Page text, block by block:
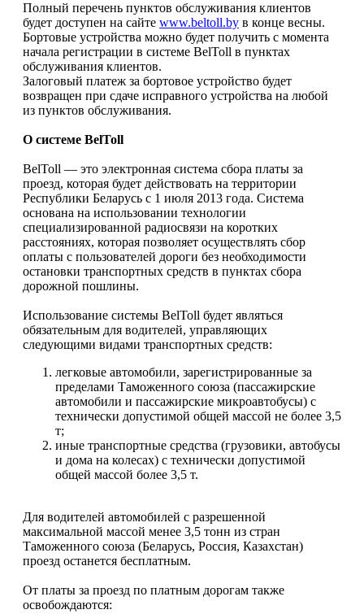
Полный перечень пунктов обслуживания клиентов
будет доступен на сайте www.beltoll.by в конце весны.
Бортовые устройства можно будет получить с момента
начала регистрации в системе BelToll в пунктах
обслуживания клиентов.
Залоговый платеж за бортовое устройство будет
возвращен при сдаче исправного устройства на любой
из пунктов обслуживания.
О системе BelToll
BelToll — это электронная система сбора платы за
проезд, которая будет действовать на территории
Республики Беларусь с 1 июля 2013 года. Система
основана на использовании технологии
специализированной радиосвязи на коротких
расстояниях, которая позволяет осуществлять сбор
оплаты с пользователей дороги без необходимости
остановки транспортных средств в пунктах сбора
дорожной пошлины.
Использование системы BelToll будет являться
обязательным для водителей, управляющих
следующими видами транспортных средств:
легковые автомобили, зарегистрированные за
пределами Таможенного союза (пассажирские
автомобили и пассажирские микроавтобусы) с
технически допустимой общей массой не более 3,5
т;
иные транспортные средства (грузовики, автобусы
и дома на колесах) с технически допустимой
общей массой более 3,5 т.
Для водителей автомобилей с разрешенной
максимальной массой менее 3,5 тонн из стран
Таможенного союза (Беларусь, Россия, Казахстан)
проезд останется бесплатным.
От платы за проезд по платным дорогам также
освобождаются: